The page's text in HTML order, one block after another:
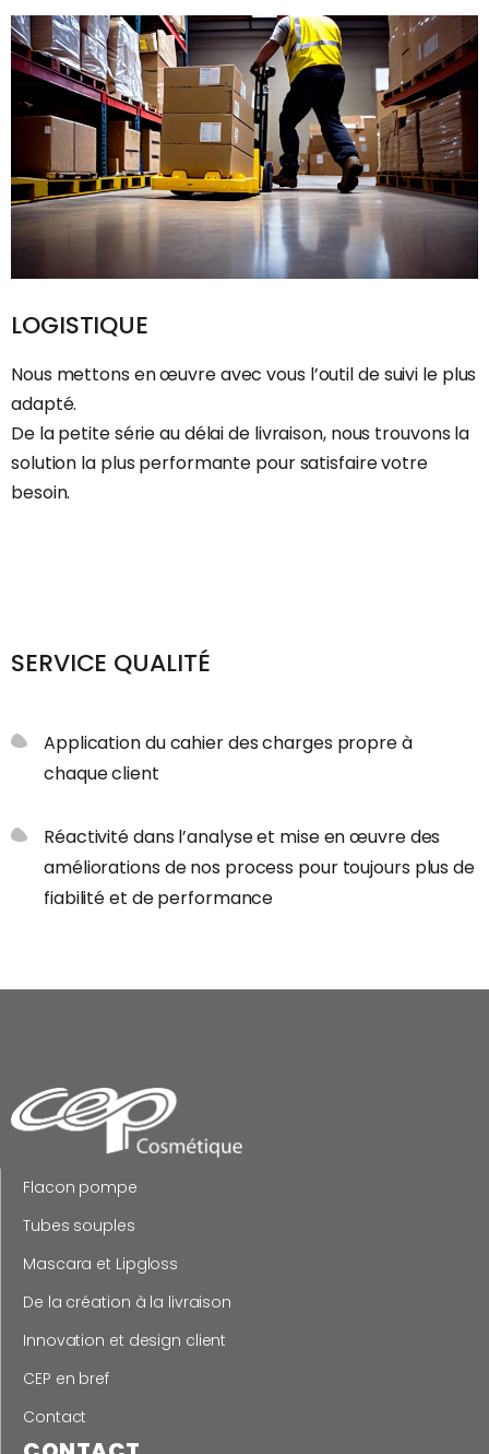
LOGISTIQUE
Nous mettons en œuvre avec vous l’outil de suivi le plus
adapté.
De la petite série au délai de livraison, nous trouvons la
solution la plus performante pour satisfaire votre
besoin.
SERVICE QUALITÉ
Application du cahier des charges propre à
chaque client
Réactivité dans l’analyse et mise en œuvre des
améliorations de nos process pour toujours plus de
fiabilité et de performance
Flacon pompe
Tubes souples
Mascara et Lipgloss
De la création à la livraison
Innovation et design client
CEP en bref
Contact